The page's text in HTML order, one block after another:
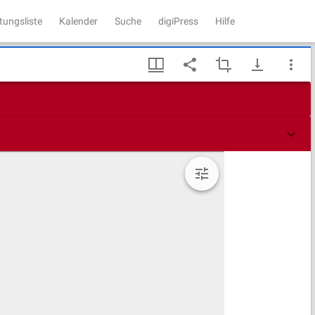
Kalender Suche digiPress Hilfe